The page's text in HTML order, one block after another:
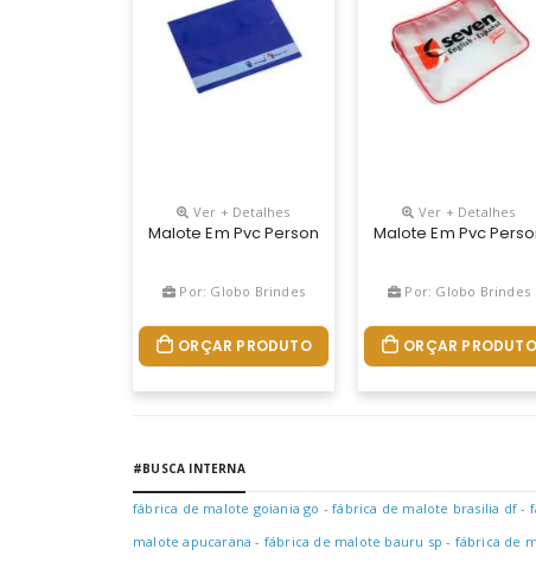
Ver + Detalhes
Malote Em Pvc Personalizada, Medidas E
Por: Globo Brindes
ORÇAR PRODUTO
Ver + Detalhes
Malote Em Pvc
Por: Globo Brindes
ORÇAR PRODUTO
#BUSCA INTERNA
fábrica de malote goiania go -fábrica de malote brasilia df -
malote apucarana - fábrica de malote bauru sp - fábrica de